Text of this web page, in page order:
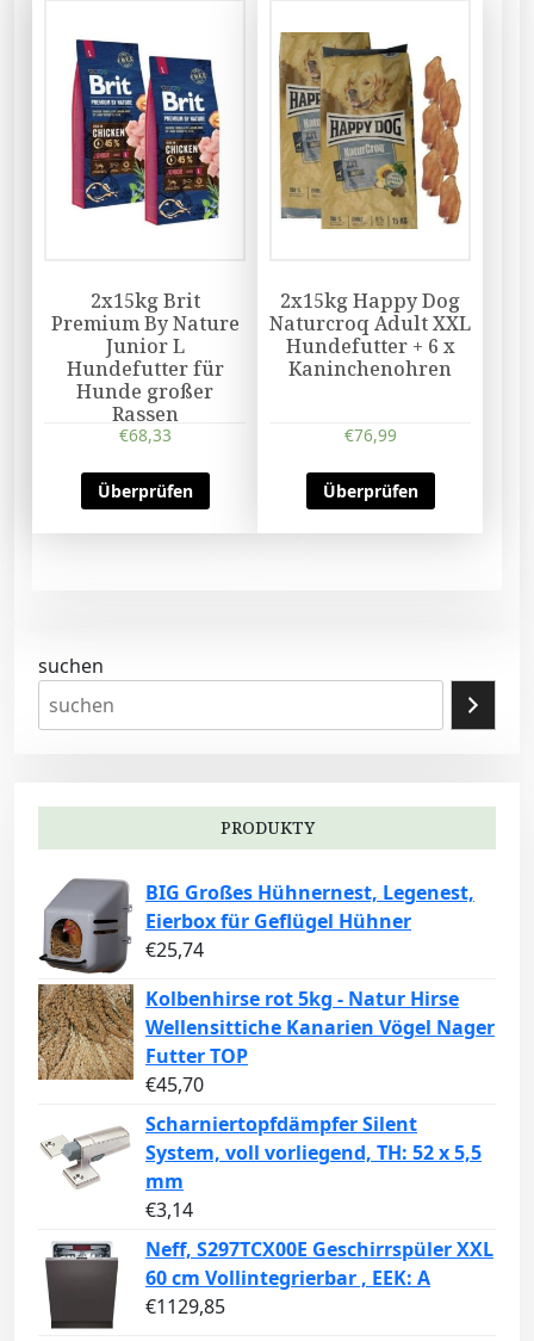
2x15kg Brit
Premium By Nature
Junior L
Hundefutter für
Hunde großer
Rassen
€68,33
Überprüfen
2x15kg Happy Dog
Naturcroq Adult XXL
Hundefutter + 6 x
Kaninchenohren
€76,99
Überprüfen
suchen
PRODUKTY
BIG Großes Hühnernest, Legenest,
Eierbox für Geflügel Hühner
€25,74
Kolbenhirse rot 5kg - Natur Hirse
Wellensittiche Kanarien Vögel Nager
Futter TOP
€45,70
Scharniertopfdämpfer Silent
System, voll vorliegend, TH: 52 x 5,5
mm
€3,14
Neff, S297TCX00E Geschirrspüler XXL
60 cm Vollintegrierbar , EEK: A
€1129,85